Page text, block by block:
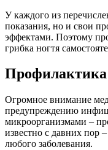
У каждого из
показания, но и свои
эффектами. Поэтому
грибка ногтя
Профилактика
Огромное внимание
предупреждению
микроорганизмами –
известно с давних пор
любого заболевания.